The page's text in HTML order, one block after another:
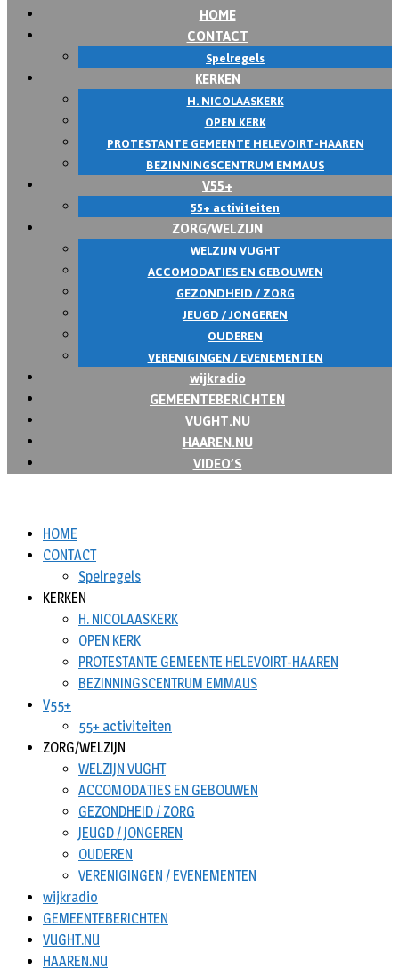
HOME
CONTACT
Spelregels
KERKEN
H. NICOLAASKERK
OPEN KERK
PROTESTANTE GEMEENTE HELEVOIRT-HAAREN
BEZINNINGSCENTRUM EMMAUS
V55+
55+ activiteiten
ZORG/WELZIJN
WELZIJN VUGHT
ACCOMODATIES EN GEBOUWEN
GEZONDHEID / ZORG
JEUGD / JONGEREN
OUDEREN
VERENIGINGEN / EVENEMENTEN
wijkradio
GEMEENTEBERICHTEN
VUGHT.NU
HAAREN.NU
VIDEO’S
HOME
CONTACT
Spelregels
KERKEN
H. NICOLAASKERK
OPEN KERK
PROTESTANTE GEMEENTE HELEVOIRT-HAAREN
BEZINNINGSCENTRUM EMMAUS
V55+
55+ activiteiten
ZORG/WELZIJN
WELZIJN VUGHT
ACCOMODATIES EN GEBOUWEN
GEZONDHEID / ZORG
JEUGD / JONGEREN
OUDEREN
VERENIGINGEN / EVENEMENTEN
wijkradio
GEMEENTEBERICHTEN
VUGHT.NU
HAAREN.NU